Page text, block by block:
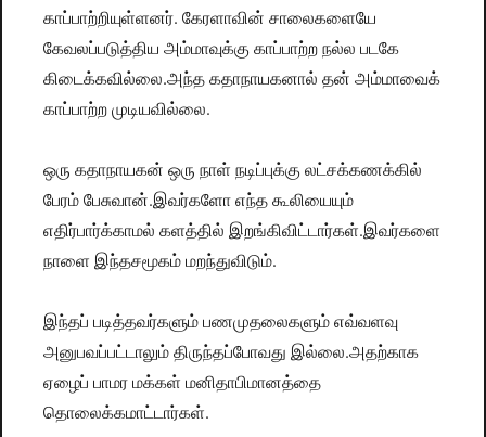
காப்பாற்றியுள்ளனர். கேரளாவின் சாலைகளையே
கேவலப்படுத்திய அம்மாவுக்கு காப்பாற்ற நல்ல படகே
கிடைக்கவில்லை.அந்த கதாநாயகனால் தன் அம்மாவைக்
காப்பாற்ற முடியவில்லை.
ஒரு கதாநாயகன் ஒரு நாள் நடிப்புக்கு லட்சக்கணக்கில்
பேரம் பேசுவான்.இவர்களோ எந்த கூலியையும்
எதிர்பார்க்காமல் களத்தில் இறங்கிவிட்டார்கள்.இவர்களை
நாளை இந்தசமூகம் மறந்துவிடும்.
இந்தப் படித்தவர்களும் பணமுதலைகளும் எவ்வளவு
அனுபவப்பட்டாலும் திருந்தப்போவது இல்லை.அதற்காக
ஏழைப் பாமர மக்கள் மனிதாபிமானத்தை
தொலைக்கமாட்டார்கள்.